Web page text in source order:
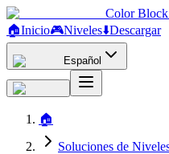
Color Block
🏠Inicio🎮Niveles⬇️Descargar
Español
🏠
Soluciones de